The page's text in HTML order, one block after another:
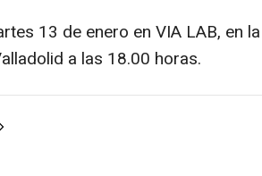
13 de enero en VIA LAB, en la
a las 18.00 horas.